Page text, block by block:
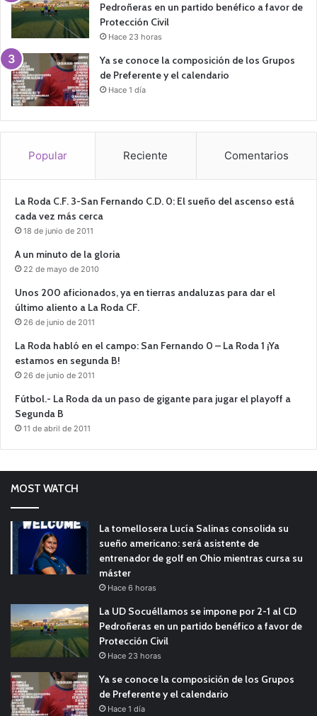
Pedroñeras en un partido benéfico a favor de
Protección Civil
Hace 23 horas
Ya se conoce la composición de los Grupos
de Preferente y el calendario
Hace 1 día
Popular Reciente Comentarios
La Roda C.F. 3-San Fernando C.D. 0: El sueño del ascenso está
cada vez más cerca
18 de junio de 2011
A un minuto de la gloria
22 de mayo de 2010
Unos 200 aficionados, ya en tierras andaluzas para dar el
último aliento a La Roda CF.
26 de junio de 2011
La Roda habló en el campo: San Fernando 0 – La Roda 1 ¡Ya
estamos en segunda B!
26 de junio de 2011
Fútbol.- La Roda da un paso de gigante para jugar el playoff a
Segunda B
11 de abril de 2011
MOST WATCH
La tomellosera Lucía Salinas consolida su
sueño americano: será asistente de
entrenador de golf en Ohio mientras cursa su
máster
Hace 6 horas
La UD Socuéllamos se impone por 2-1 al CD
Pedroñeras en un partido benéfico a favor de
Protección Civil
Hace 23 horas
Ya se conoce la composición de los Grupos
de Preferente y el calendario
Hace 1 día